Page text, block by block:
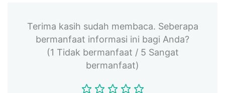
Terima kasih sudah membaca. Seberapa
bermanfaat informasi ini bagi Anda?
(1 Tidak bermanfaat / 5 Sangat
bermanfaat)